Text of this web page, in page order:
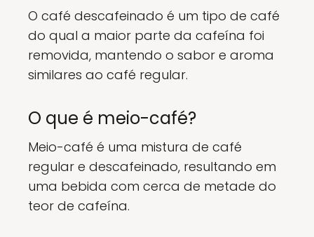
O café descafeinado é um tipo de café
do qual a maior parte da cafeína foi
removida, mantendo o sabor e aroma
similares ao café regular.
O que é meio-café?
Meio-café é uma mistura de café
regular e descafeinado, resultando em
uma bebida com cerca de metade do
teor de cafeína.